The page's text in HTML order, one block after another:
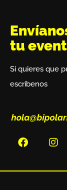
tu
Si quieres que
escríbenos